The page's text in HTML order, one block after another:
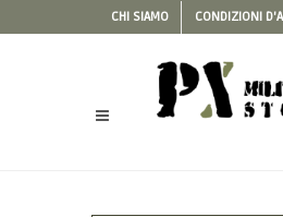
CHI SIAMO CONDIZIONI